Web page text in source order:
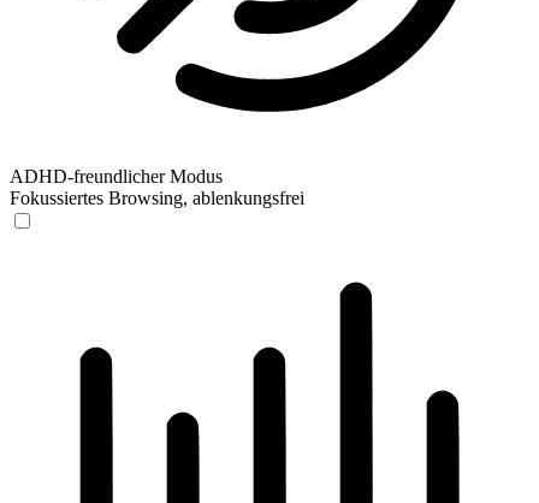
ADHD-freundlicher Modus
Fokussiertes Browsing, ablenkungsfrei